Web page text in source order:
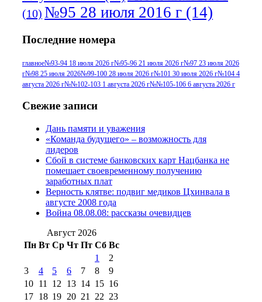
(10) №95 28 июля 2016 г (14)
июля 2017 г(11)№96 9 августа 2012
г(13) №96 28 июля 2015 г(9) №96+97 3
июля 2014 г(10)№96+97 30 июля
июля 2017 г
2012 г(15)№97 30 июля 2015 г
(15)№98 1 августа 2015 г
августа 2016 г(10)№98 5 июля 2014 г(10)
№98 8 августа 2013 г
августа 2012 г(14)
2017 г(9)
№99 4 августа
2016 г(12) №99 8 июля 2014 г
августа 2012 г(11)
августа 2013 г
(12)
Последние номера
главное№93-94 18 июля 2026 г№95-96 21 июля 2026 г№97 23 июля 2026
г№98 25 июля 2026№99-100 28 июля 2026 г№101 30 июля 2026 г№104 4
августа 2026 г№№102-103 1 августа 2026 г№№105-106 6 августа 2026 г
Свежие записи
Дань памяти и уважения
«Команда будущего» – возможность для
лидеров
Сбой в системе банковских карт Нацбанка не
помешает своевременному получению
заработных плат
Верность клятве: подвиг медиков Цхинвала в
августе 2008 года
Война 08.08.08: рассказы очевидцев
Август 2026
Пн Вт Ср Чт Пт Сб Вс
1
2
3
4 5 6 7 8
9
10 11 12 13 14 15 16
17 18 19 20 21 22 23